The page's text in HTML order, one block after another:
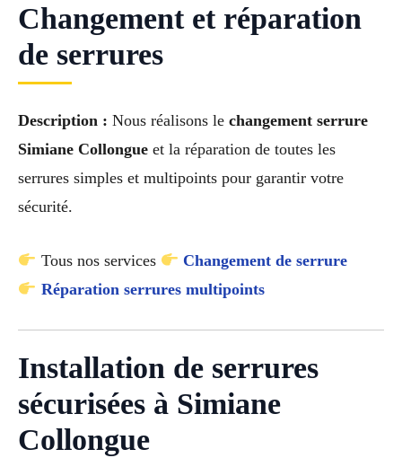
Changement et réparation
de serrures
Description : Nous réalisons le changement serrure
Simiane Collongue et la réparation de toutes les
serrures simples et multipoints pour garantir votre
sécurité.
Tous nos services
Changement de serrure
Réparation serrures multipoints
Installation de serrures
sécurisées à Simiane
Collongue